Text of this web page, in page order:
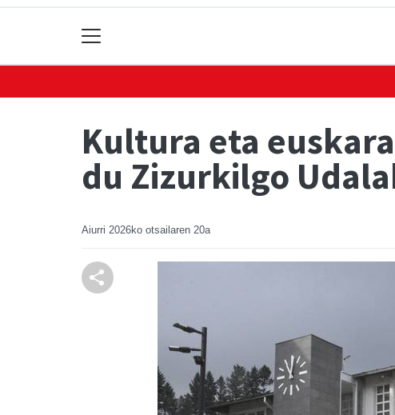
Kultura eta
du Zizurkilgo
Aiurri 2026ko otsailaren 20a